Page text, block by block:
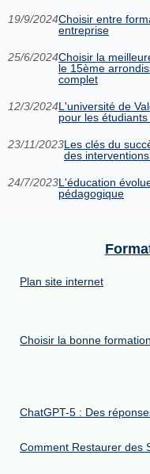
19/9/2024Choisir entre
entreprise
25/6/2024Choisir la
le 15ème
complet
12/3/2024L'université de
pour les
23/11/2023Les clés du
des
24/7/2023L'éducation
pédagogique
Plan site internet
Choisir la bonne
ChatGPT-5 : Des
Comment Restaurer des